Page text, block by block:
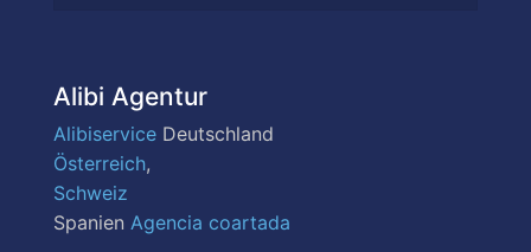
Alibi Agentur
Alibiservice Deutschland
Österreich,
Schweiz
Spanien Agencia coartada